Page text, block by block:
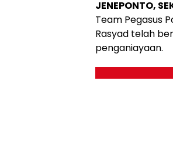
JENEPONTO,
Team Pegasus
Rasyad telah
penganiayaan.